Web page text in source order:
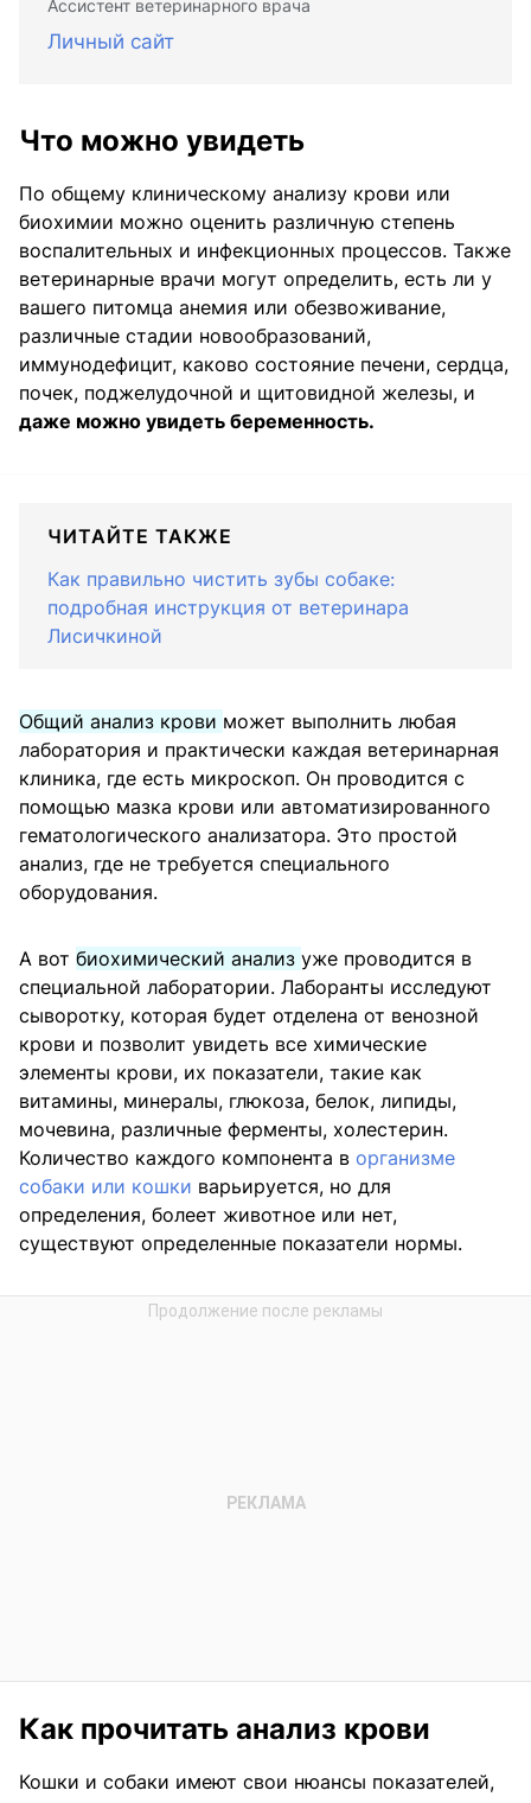
Ассистент ветеринарного врача
Личный сайт
Что можно увидеть
По общему клиническому анализу крови или
биохимии можно оценить различную степень
воспалительных и инфекционных процессов. Также
ветеринарные врачи могут определить, есть ли у
вашего питомца анемия или обезвоживание,
различные стадии новообразований,
иммунодефицит, каково состояние печени, сердца,
почек, поджелудочной и щитовидной железы, и
даже можно увидеть беременность.
ЧИТАЙТЕ ТАКЖЕ
Как правильно чистить зубы собаке:
подробная инструкция от ветеринара
Лисичкиной
Общий анализ крови может выполнить любая
лаборатория и практически каждая ветеринарная
клиника, где есть микроскоп. Он проводится с
помощью мазка крови или автоматизированного
гематологического анализатора. Это простой
анализ, где не требуется специального
оборудования.
А вот биохимический анализ уже проводится в
специальной лаборатории. Лаборанты исследуют
сыворотку, которая будет отделена от венозной
крови и позволит увидеть все химические
элементы крови, их показатели, такие как
витамины, минералы, глюкоза, белок, липиды,
мочевина, различные ферменты, холестерин.
Количество каждого компонента в организме
собаки или кошки варьируется, но для
определения, болеет животное или нет,
существуют определенные показатели нормы.
Как прочитать анализ крови
Кошки и собаки имеют свои нюансы показателей,